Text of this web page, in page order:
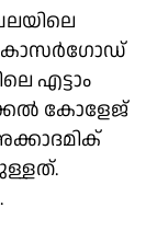
. കാസർഗോഡ്
എട്ടാം
കോളേജ്